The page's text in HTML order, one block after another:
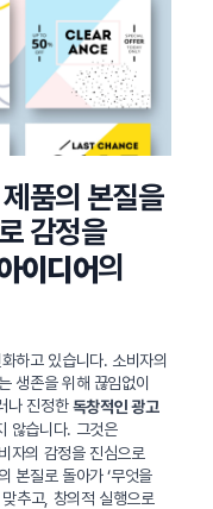
품의 본질을
감정을
이디어의
하고 있습니다. 소비자의
생존을 위해 끊임없이
나 진정한독창적인 광고
않습니다. 그것은
자의 감정을 진심으로
본질로 돌아가 ‘무엇을
맞추고, 창의적 실행으로